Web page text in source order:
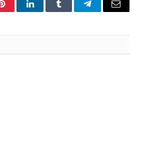
PinterestLinkedInTumblr TelegramEmail